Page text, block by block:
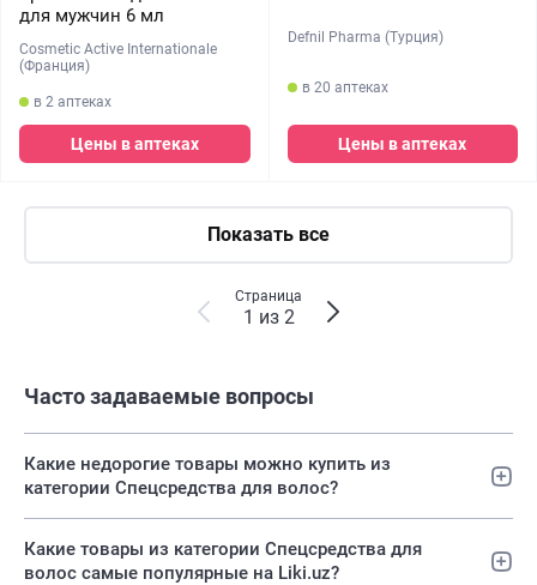
для мужчин 6 мл
Cosmetic Active Internationale
(Франция)
в 2 аптеках
Цены в аптеках
Defnil Pharma (Турция)
в 20 аптеках
Цены в аптеках
Показать все
Страница
1 из 2
Часто задаваемые вопросы
Какие недорогие товары можно купить из
категории Спецсредства для волос?
Какие товары из категории Спецсредства для
волос самые популярные на Liki.uz?